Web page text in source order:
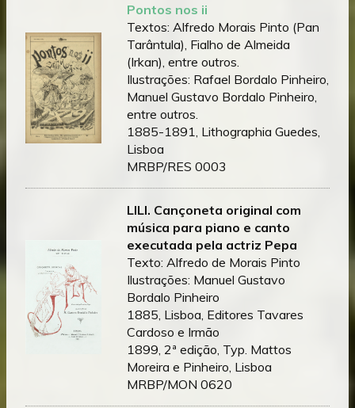
Pontos nos ii
Textos: Alfredo Morais Pinto (Pan
Tarântula), Fialho de Almeida
(Irkan), entre outros.
Ilustrações: Rafael Bordalo Pinheiro,
Manuel Gustavo Bordalo Pinheiro,
entre outros.
1885-1891, Lithographia Guedes,
Lisboa
MRBP/RES 0003
LILI. Cançoneta original com
música para piano e canto
executada pela actriz Pepa
Texto: Alfredo de Morais Pinto
Ilustrações: Manuel Gustavo
Bordalo Pinheiro
1885, Lisboa, Editores Tavares
Cardoso e Irmão
1899, 2ª edição, Typ. Mattos
Moreira e Pinheiro, Lisboa
MRBP/MON 0620